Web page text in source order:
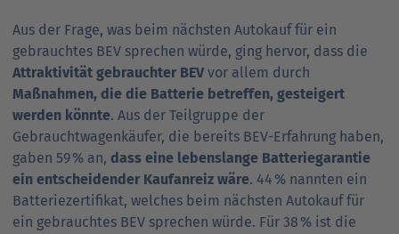
Aus der Frage, was beim nächsten Autokauf für ein
gebrauchtes BEV sprechen würde, ging hervor, dass die
Attraktivität gebrauchter BEV vor allem durch
Maßnahmen, die die Batterie betreffen, gesteigert
werden könnte. Aus der Teilgruppe der
Gebrauchtwagenkäufer, die bereits BEV-Erfahrung haben,
gaben 59 % an, dass eine lebenslange Batteriegarantie
ein entscheidender Kaufanreiz wäre. 44 % nannten ein
Batteriezertifikat, welches beim nächsten Autokauf für
ein gebrauchtes BEV sprechen würde. Für 38 % ist die